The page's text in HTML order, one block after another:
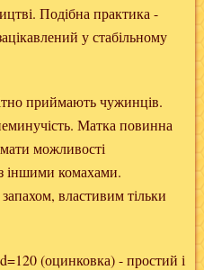
Подібна практика -
у стабільному
приймають чужинців.
Матка повинна
можливості
іншими комахами.
властивим тільки
(оцинковка) - простий і